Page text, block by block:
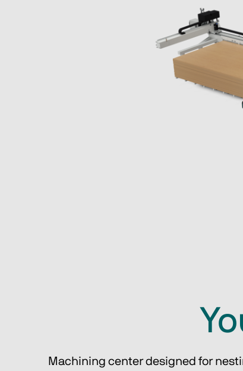
Machining center designed for